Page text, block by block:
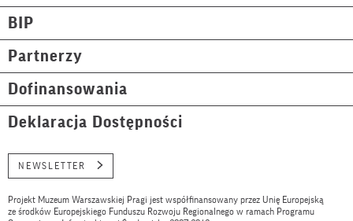
BIP
Partnerzy
Dofinansowania
Deklaracja Dostępności
NEWSLETTER
Projekt Muzeum Warszawskiej Pragi jest współfinansowany przez Unię Europejską
ze środków Europejskiego Funduszu Rozwoju Regionalnego w ramach Programu